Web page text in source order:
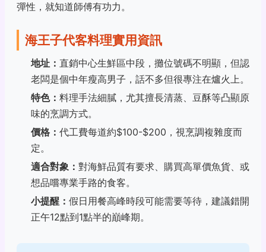
彈性，就知道師傅有功力。
海王子代客料理實用資訊
地址： 直銷中心生鮮區中段，攤位號碼不明顯，但認
老闆是個中年瘦高男子，話不多但很專注在爐火上。
特色： 料理手法細膩，尤其擅長清蒸、豆酥等凸顯原
味的烹調方式。
價格： 代工費每道約$100-$200，視烹調複雜度而
定。
適合對象： 對海鮮品質有要求、購買高單價魚貨、或
想品嚐專業手路的食客。
小提醒： 假日用餐高峰時段可能需要等待，建議錯開
正午12點到1點半的巔峰期。